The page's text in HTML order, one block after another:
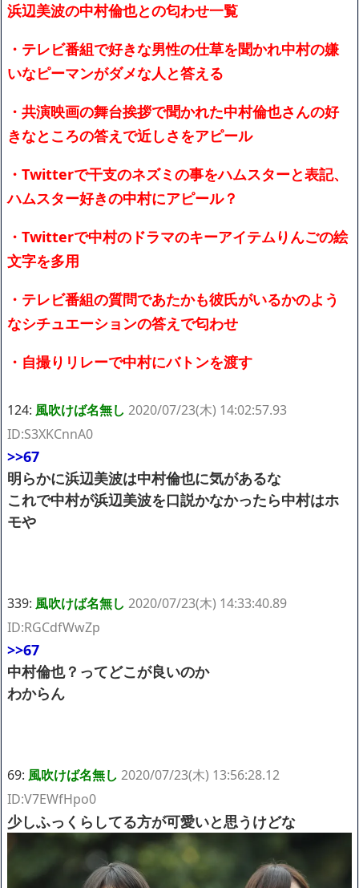
浜辺美波の中村倫也との匂わせ一覧
・テレビ番組で好きな男性の仕草を聞かれ中村の嫌
いなピーマンがダメな人と答える
・共演映画の舞台挨拶で聞かれた中村倫也さんの好
きなところの答えで近しさをアピール
・Twitterで干支のネズミの事をハムスターと表記、
ハムスター好きの中村にアピール？
・Twitterで中村のドラマのキーアイテムりんごの絵
文字を多用
・テレビ番組の質問であたかも彼氏がいるかのよう
なシチュエーションの答えで匂わせ
・自撮りリレーで中村にバトンを渡す
124: 風吹けば名無し 2020/07/23(木) 14:02:57.93
ID:S3XKCnnA0
>>67
明らかに浜辺美波は中村倫也に気があるな
これで中村が浜辺美波を口説かなかったら中村はホ
モや
339: 風吹けば名無し 2020/07/23(木) 14:33:40.89
ID:RGCdfWwZp
>>67
中村倫也？ってどこが良いのか
わからん
69: 風吹けば名無し 2020/07/23(木) 13:56:28.12
ID:V7EWfHpo0
少しふっくらしてる方が可愛いと思うけどな